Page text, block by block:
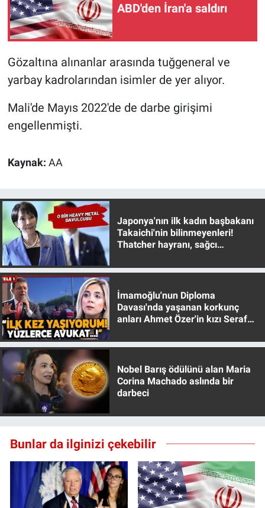
ABD'den İran'a saldırı
Gözaltına alınanlar arasında tuğgeneral ve
yarbay kadrolarından isimler de yer alıyor.
Mali'de Mayıs 2022'de de darbe girişimi
engellenmişti.
Kaynak: AA
Japonya'nın ilk kadın başbakanı
Takaichi'nin bilinmeyenleri!
Thatcher hayranı, sağcı
İmamoğlu'nun Diploma
Davası'nda yaşanan korkunç
anları Ahmet Özer'in kızı Seraf
Nobel Barış ödülünü alan Maria
Corina Machado aslında bir
darbeci
Bunlar da ilginizi çekebilir
Popüler
Programlar
Sağlık
Spor
Teknoloji
Türkiye'nin Geleceği
Yerel Gündem
Yerel Yaşam
Canlı Yayın